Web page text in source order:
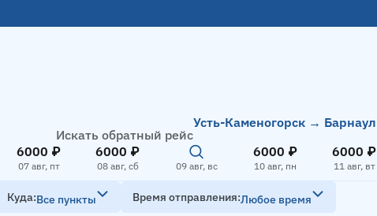
Искать обратный рейс
Усть-Каменогорск → Барнаул
6000 ₽
07 авг, пт
6000 ₽
08 авг, сб 09 авг, вс
6000 ₽
10 авг, пн
6000 ₽
11 авг, вт
Куда Все пункты Время отправления Любое время